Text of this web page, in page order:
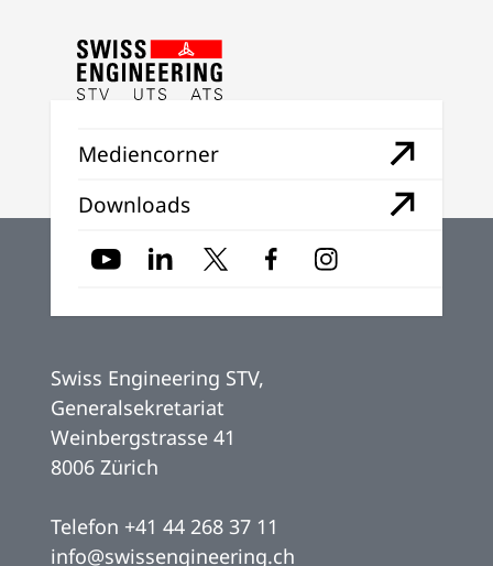
Mediencorner
Downloads
Swiss Engineering STV,
Generalsekretariat
Weinbergstrasse 41
8006 Zürich
Telefon +41 44 268 37 11
info@swissengineering.ch